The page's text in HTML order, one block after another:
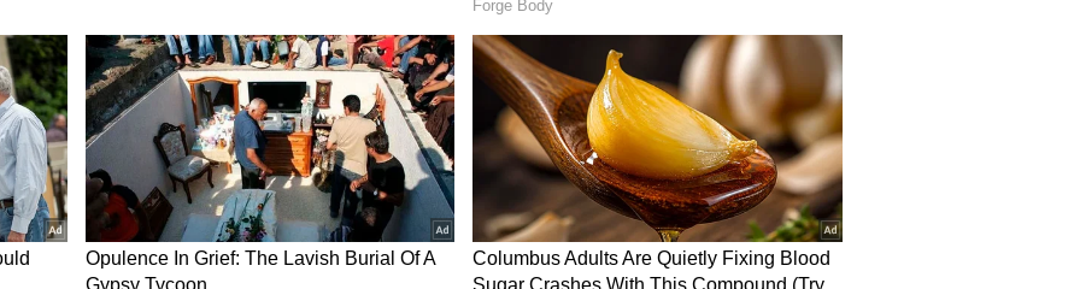
కోరుతోంది. అసెంబ్లీ స్థానాల విషయంలో కాస్త
విషయంలో మాత్రం బిజెపి పట్టుపట్టే అవకాశం ఉన్నట్లుగా
తాడేపల్లి గూడెం, కైకలూరు అసెంబ్లీ స్థానాల సహ మరో
రాజమండ్రి, నరసాపురం, ఒంగోలు, రాజంపేట, తిరుపతి